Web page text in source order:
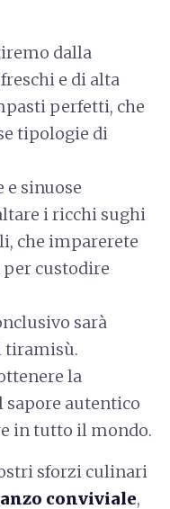
dalla
e di alta
perfetti, che
tipologie di
e sinuose
i ricchi sughi
che imparerete
per custodire
sarà
tiramisù.
la
sapore autentico
in tutto il mondo.
sforzi culinari
conviviale,